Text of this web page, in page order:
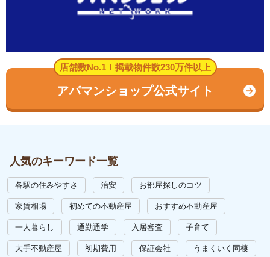
店舗数No.1！掲載物件数230万件以上
アパマンショップ公式サイト
人気のキーワード一覧
各駅の住みやすさ 治安 お部屋探しのコツ
家賃相場 初めての不動産屋 おすすめ不動産屋
一人暮らし 通勤通学 入居審査 子育て
大手不動産屋 初期費用 保証会社 うまくいく同棲